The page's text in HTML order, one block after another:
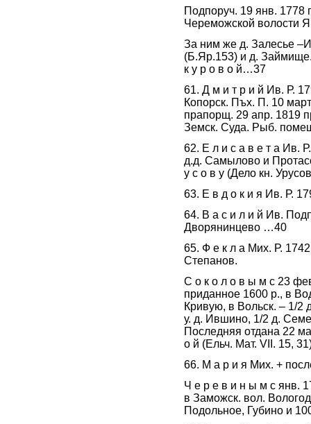
Подпоруч. 19 янв.
Череможской волости
За ним же д. Залесье
(Б.Яр.153) и д.
к у р о в о й…37
61. Д м и т р и й Ив. Р.
Копорск. Пъх. П. 10
прапорщ. 29 апр. 1819
Земск. Суда. Рыб.
62. Е л и с а в е т а Ив.
д.д. Самылово и
у с о в у (Дело кн.
63. Е в д о к и я Ив. Р.
64. В а с и л и й Ив.
Дворянинцево …40
65. Ф е к л а Мих. Р.
Степанов.
С о к о л о в ы м с 23
приданное 1600 р., в
Кривую, в Вольск. – 1/2
у. д. Ившино, 1/2 д.
Последняя отдана 22
о й (Ельч. Мат. VII. 15,
66. М а р и я Мих. +
Ч е р е в и н ы м с янв.
в Заможск. вол.
Подольное, Губино и